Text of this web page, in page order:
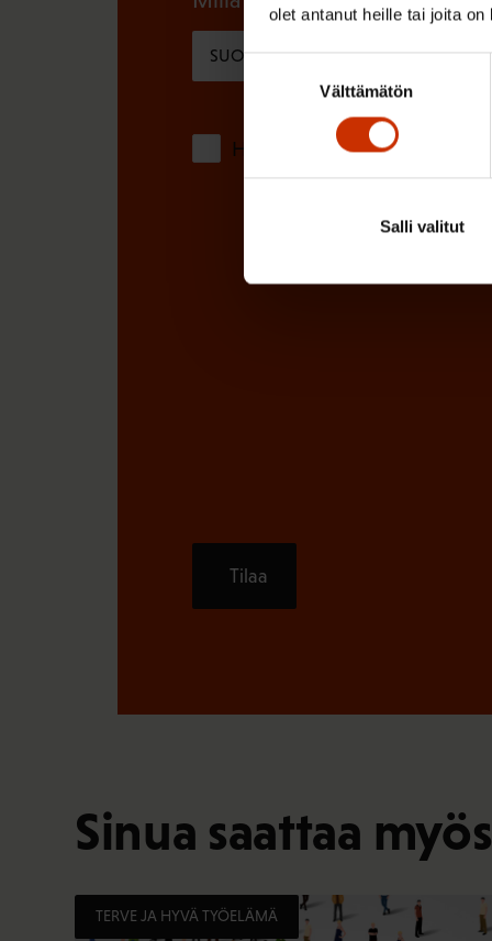
olet antanut heille tai joita
Välttämätön
Salli valitut
e
)
SUOMI
Hyväksyn tietojeni
Tilaa
Sinua saattaa
TERVE JA HYVÄ TYÖELÄMÄ